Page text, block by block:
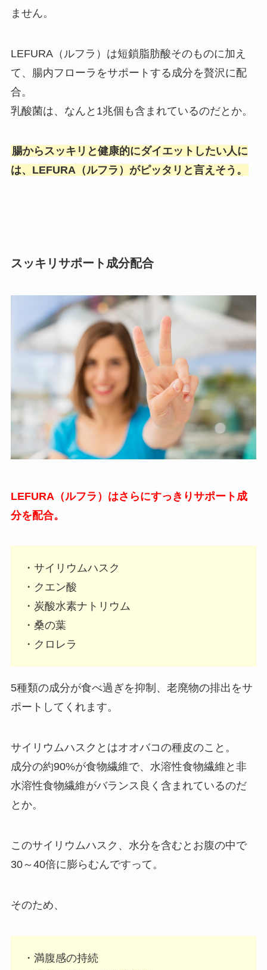
ません。
LEFURA（ルフラ）は短鎖脂肪酸そのものに加え
て、腸内フローラをサポートする成分を贅沢に配
合。
乳酸菌は、なんと1兆個も含まれているのだとか。
腸からスッキリと健康的にダイエットしたい人に
は、LEFURA（ルフラ）がピッタリと言えそう。
スッキリサポート成分配合
LEFURA（ルフラ）はさらにすっきりサポート成
分を配合。
・サイリウムハスク
・クエン酸
・炭酸水素ナトリウム
・桑の葉
・クロレラ
5種類の成分が食べ過ぎを抑制、老廃物の排出をサ
ポートしてくれます。
サイリウムハスクとはオオバコの種皮のこと。
成分の約90%が食物繊維で、水溶性食物繊維と非
水溶性食物繊維がバランス良く含まれているのだ
とか。
このサイリウムハスク、水分を含むとお腹の中で
30～40倍に膨らむんですって。
そのため、
・満腹感の持続